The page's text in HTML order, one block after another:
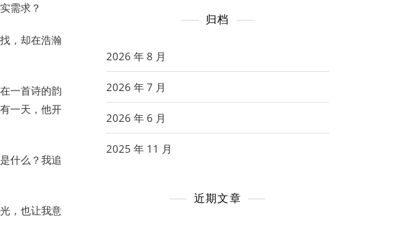
需求？
，却在浩瀚
一首诗的韵
一天，他开
什么？我追
，也让我意
归档
2026 年 8 月
2026 年 7 月
2026 年 6 月
2025 年 11 月
近期文章